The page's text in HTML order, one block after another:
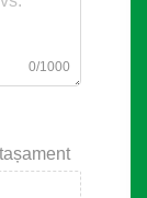
0/1000